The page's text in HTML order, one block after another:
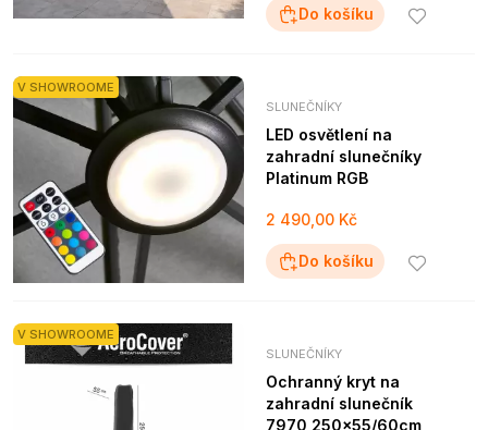
Do košíku
V SHOWROOME
SLUNEČNÍKY
LED osvětlení na
zahradní slunečníky
Platinum RGB
2 490,00 Kč
Do košíku
V SHOWROOME
SLUNEČNÍKY
Ochranný kryt na
zahradní slunečník
7970 250x55/60cm